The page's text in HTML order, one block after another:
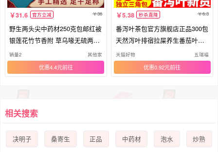
31.6 官方立减 36
野生两头尖中药材250克包邮红被
银莲花竹节香附 草乌喙无硫两头
间
销量2 其他家
优惠4.4元
5.38 秒杀直降 6.3
番泻叶茶包官方旗舰店正品300包
天然泻叶排宿拉屎养生番茄叶潘
泄
天猫好物 五瑞福
优惠0.92元
相关搜索
决明子 桑寄生 正品 中药材 泡水 炒熟